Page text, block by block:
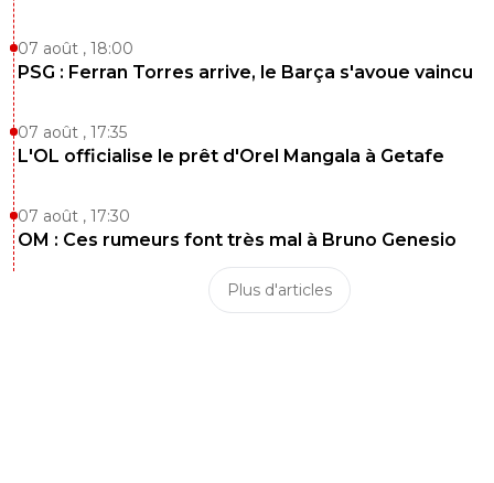
07 août , 18:00
PSG : Ferran Torres arrive, le Barça s'avoue vaincu
07 août , 17:35
L'OL officialise le prêt d'Orel Mangala à Getafe
07 août , 17:30
OM : Ces rumeurs font très mal à Bruno Genesio
Plus d'articles